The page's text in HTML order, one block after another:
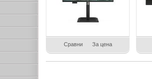
Сравни За цена